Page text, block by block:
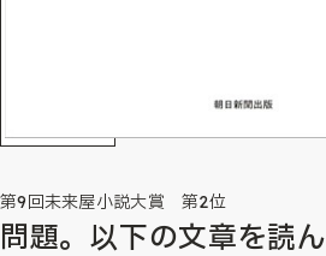
第9回未来屋小説大賞 第2位
問題。以下の文章を読ん